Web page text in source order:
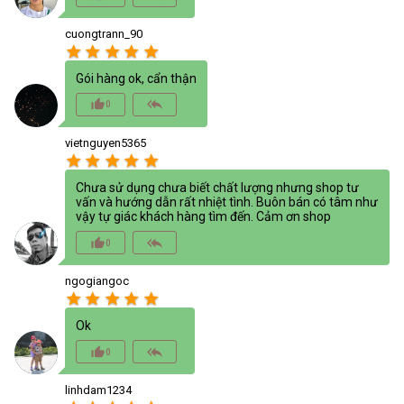
cuongtrann_90
star star star star star
Gói hàng ok, cẩn thận
thumb_up_alt0 reply_all
vietnguyen5365
star star star star star
Chưa sử dụng chưa biết chất lượng nhưng shop tư
vấn và hướng dẫn rất nhiệt tình. Buôn bán có tâm như
vậy tự giác khách hàng tìm đến. Cảm ơn shop
thumb_up_alt0 reply_all
ngogiangoc
star star star star star
Ok
thumb_up_alt0 reply_all
linhdam1234